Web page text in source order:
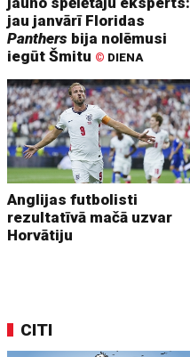
jau janvārī Floridas
Panthers bija nolēmusi
iegūt Šmitu © DIENA
Anglijas futbolisti
rezultatīvā mačā uzvar
Horvātiju
CITI